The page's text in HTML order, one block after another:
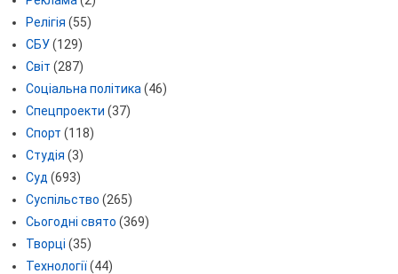
Релігія (55)
СБУ(129)
Світ (287)
Соціальна політика (46)
Спецпроекти (37)
Спорт (118)
Студія (3)
Суд (693)
Суспільство (265)
Сьогодні свято (369)
Творці (35)
Технології(44)